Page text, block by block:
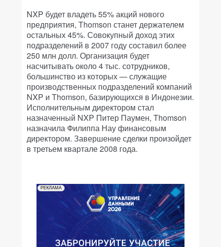
NXP будет владеть 55% акций нового
предприятия, Thomson станет держателем
остальных 45%. Совокупный доход этих
подразделений в 2007 году составил более
250 млн долл. Организация будет
насчитывать около 4 тыс. сотрудников,
большинство из которых — служащие
производственных подразделений компаний
NXP и Thomson, базирующихся в Индонезии.
Исполнительным директором стал
назначенный NXP Питер Паумен, Thomson
назначила Филиппа Нау финансовым
директором. Завершение сделки произойдет
в третьем квартале 2008 года.
РЕКЛАМА